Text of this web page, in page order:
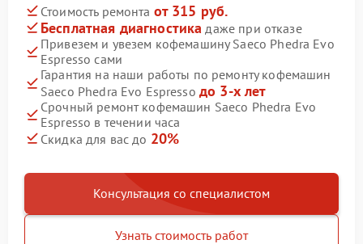
Стоимость ремонта от 315 руб.
Бесплатная диагностика даже при отказе
Привезем и увезем кофемашину Saeco Phedra Evo
Espresso сами
Гарантия на наши работы по ремонту кофемашин
Saeco Phedra Evo Espresso до 3-х лет
Срочный ремонт кофемашин Saeco Phedra Evo
Espresso в течении часа
Скидка для вас до 20%
Консультация со специалистом
Узнать стоимость работ